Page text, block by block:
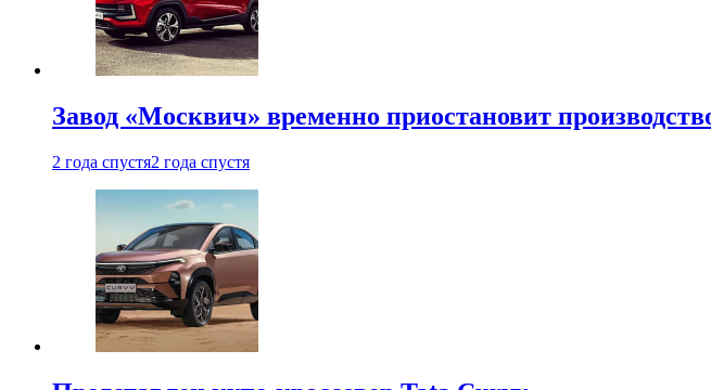
Завод «Москвич» временно приостановит
2 года спустя2 года спустя